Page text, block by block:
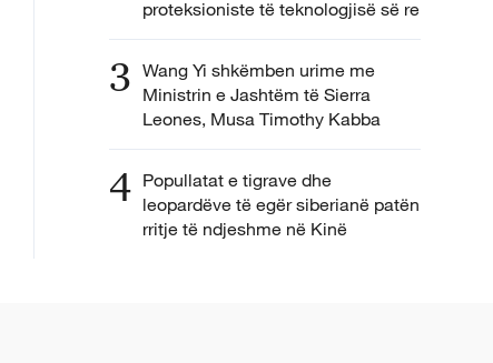
proteksioniste të teknologjisë së re
3 Wang Yi shkëmben urime me
Ministrin e Jashtëm të Sierra
Leones, Musa Timothy Kabba
4 Popullatat e tigrave dhe
leopardëve të egër siberianë patën
rritje të ndjeshme në Kinë